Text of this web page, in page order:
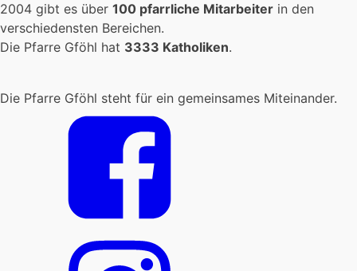
2004 gibt es über 100 pfarrliche Mitarbeiter in den
verschiedensten Bereichen.
Die Pfarre Gföhl hat 3333 Katholiken.
Die Pfarre Gföhl steht für ein gemeinsames Miteinander.